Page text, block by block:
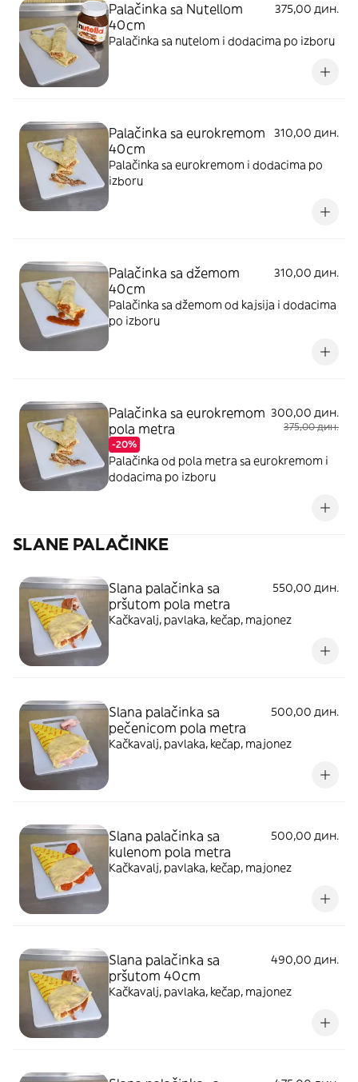
Palačinka sa Nutellom
40cm
375,00 дин.
Palačinka sa nutelom i dodacima po izboru
Palačinka sa eurokremom
40cm
310,00 дин.
Palačinka sa eurokremom i dodacima po
izboru
Palačinka sa džemom
40cm
310,00 дин.
Palačinka sa džemom od kajsija i dodacima
po izboru
Palačinka sa eurokremom
pola metra
-20%
300,00 дин.
375,00 дин.
Palačinka od pola metra sa eurokremom i
dodacima po izboru
SLANE PALAČINKE
Slana palačinka sa
pršutom pola metra
550,00 дин.
Kačkavalj, pavlaka, kečap, majonez
Slana palačinka sa
pečenicom pola metra
500,00 дин.
Kačkavalj, pavlaka, kečap, majonez
Slana palačinka sa
kulenom pola metra
500,00 дин.
Kačkavalj, pavlaka, kečap, majonez
Slana palačinka sa
pršutom 40cm
490,00 дин.
Kačkavalj, pavlaka, kečap, majonez